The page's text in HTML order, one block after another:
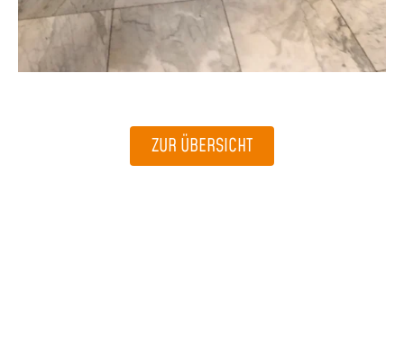
ZUR ÜBERSICHT